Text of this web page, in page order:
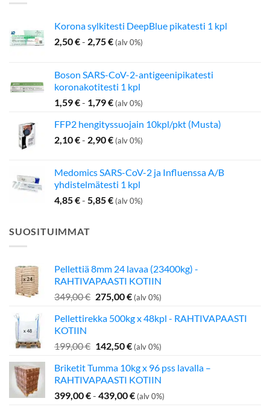
Korona sylkitesti DeepBlue pikatesti 1 kpl
2,50€- 2,75€ (alv 0%)
Boson SARS-CoV-2-antigeenipikatesti
koronakotitesti 1 kpl
1,59€- 1,79€ (alv 0%)
FFP2 hengityssuojain 10kpl/pkt (Musta)
2,10€- 2,90€ (alv 0%)
Medomics SARS-CoV-2 ja Influenssa A/B
yhdistelmätesti 1 kpl
4,85€- 5,85€ (alv 0%)
SUOSITUIMMAT
Pellettiä 8mm 24 lavaa (23400kg) -
RAHTIVAPAASTI KOTIIN
349,00€ Alkuperäinen
oli:
275,00€Nykyinen
on:
(alv 0%)
Pellettirekka 500kg x 48kpl - RAHTIVAPAASTI
KOTIIN
199,00€ Alkuperäinen
oli:
199,00 €.
142,50€Nykyinen
on:
142,50 €.
(alv 0%)
Briketit Tumma 10kg x 96 pss lavalla –
RAHTIVAPAASTI KOTIIN
399,00€- 439,00€ (alv 0%)